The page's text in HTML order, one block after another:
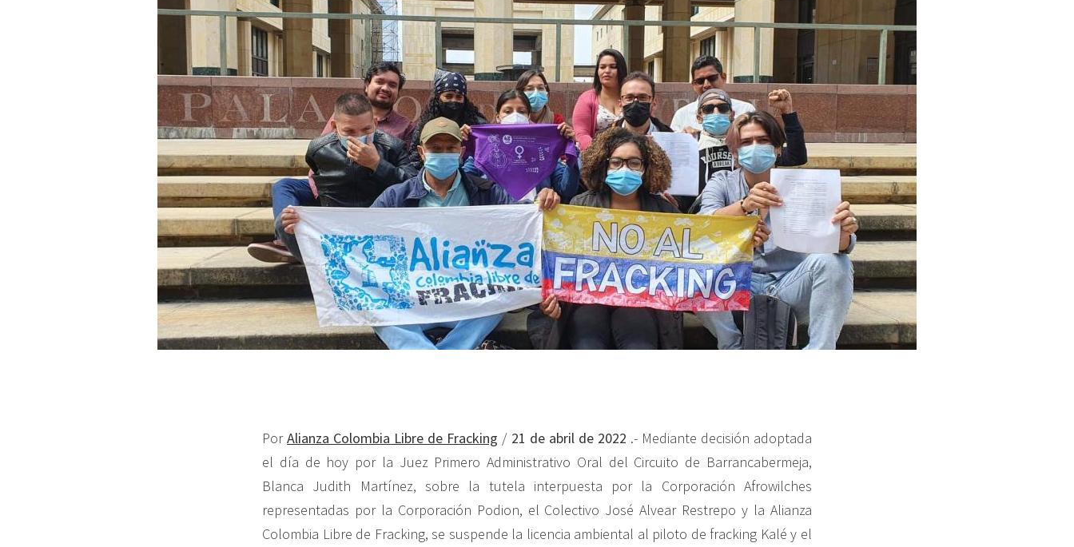
PorAlianza Colombia Libre de Fracking / 21 de abril de 2022 .- Mediante decisión adoptada
el día de hoy por la Juez Primero Administrativo Oral del Circuito de Barrancabermeja,
Blanca Judith Martínez, sobre la tutela interpuesta por la Corporación Afrowilches
representadas por la Corporación Podion, el Colectivo José Alvear Restrepo y la Alianza
Colombia Libre de Fracking, se suspende la licencia ambiental al piloto de fracking Kalé y el